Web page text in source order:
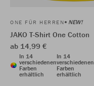
ONE FÜR HERREN NEW!
JAKO T-Shirt One Cotton
ab 14,99 €
In 14
verschiedenen
Farben
erhältlich
In 14
verschiedenen
Farben
erhältlich